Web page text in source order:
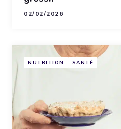
02/02/2026
NUTRITION SANTÉ